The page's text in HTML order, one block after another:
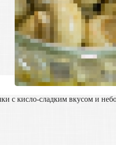
с кисло-сладким вкусом и